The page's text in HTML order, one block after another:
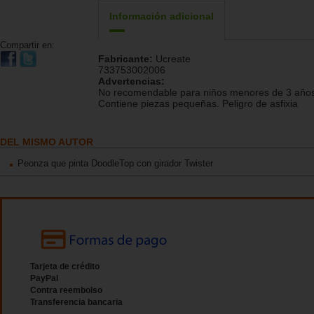
Compartir en:
Información adicional
Fabricante: Ucreate
733753002006
Advertencias:
No recomendable para niños menores de 3
Contiene piezas pequeñas. Peligro de asfixia
DEL MISMO AUTOR
Peonza que pinta DoodleTop con girador Twister
Tarjeta de crédito
PayPal
Contra reembolso
Transferencia bancaria